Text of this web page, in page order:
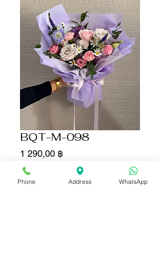
BQT-M-098
1 290,00 ฿Цена
Количество
Phone Address WhatsApp